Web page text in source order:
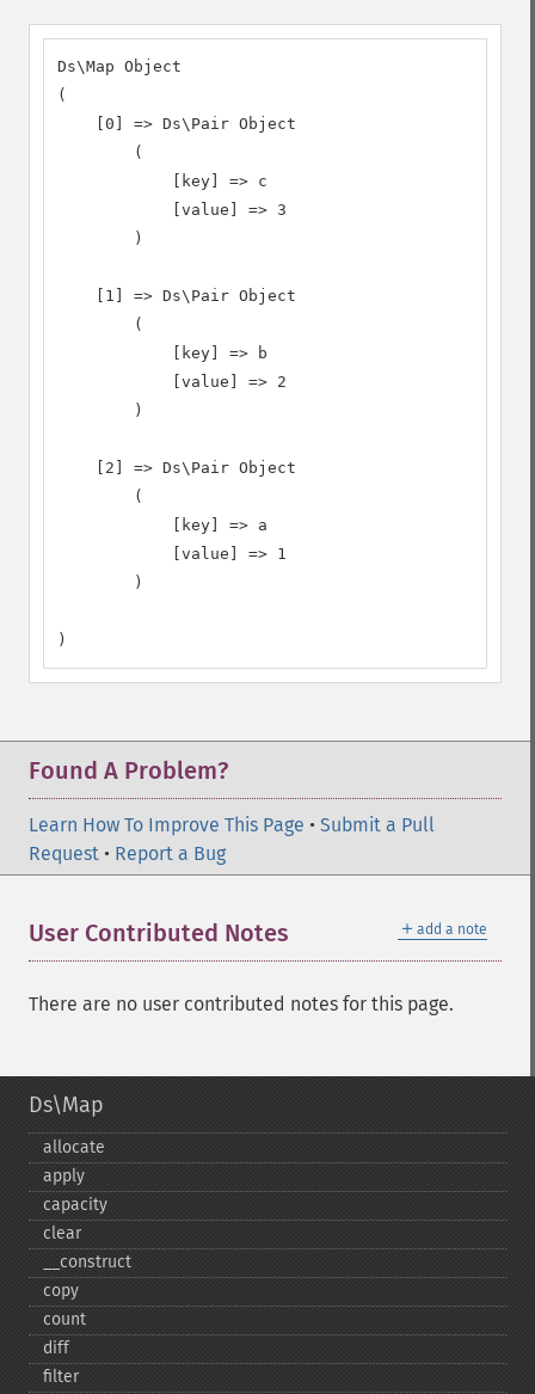
Ds\Map Object
(
    [0] => Ds\Pair Object
        (
            [key] => c
            [value] => 3
        )
    [1] => Ds\Pair Object
        (
            [key] => b
            [value] => 2
        )
    [2] => Ds\Pair Object
        (
            [key] => a
            [value] => 1
        )
)
Found A Problem?
Learn How To Improve This Page • Submit a Pull
Request • Report a Bug
＋ add a note
User Contributed Notes
There are no user contributed notes for this page.
Ds\Map
allocate
apply
capacity
clear
_​_​construct
copy
count
diff
filter